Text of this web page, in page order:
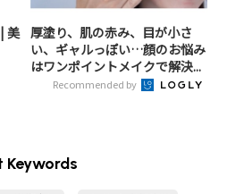
美
厚塗り、肌の赤み、目が小さ
い、ギャルっぽい…顔のお悩み
はワンポイントメイクで解決...
Recommended by
Keywords